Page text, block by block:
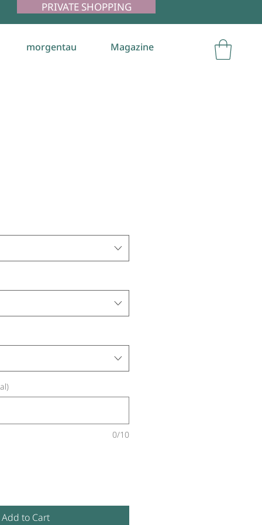
PRIVATE SHOPPING
morgentau Magazine
0/10
Add to Cart